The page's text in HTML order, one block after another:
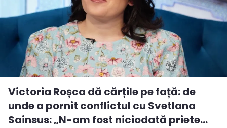
Victoria Roșca dă cărțile pe față: de
unde a pornit conflictul cu Svetlana
Sainsus: „N-am fost niciodată priete...